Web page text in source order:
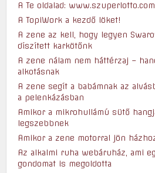
A Te oldalad: www.szuperlotto.com
A TopiWork a kezdő löket!
A zene az kell, hogy legyen
díszített karkötőnk
A zene nálam nem háttérzaj –
alkotásnak
A zene segít a babámnak az
a pelenkázásban
Amikor a mikrohullámú sütő
legszebbnek
Amikor a zene motorral jön
Az alkalmi ruha webáruház, ami
gondomat is megoldotta